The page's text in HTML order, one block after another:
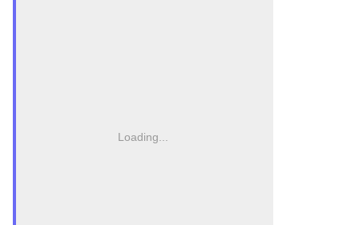
Loading...